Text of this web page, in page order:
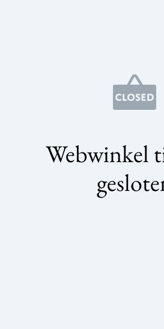
Webwinkel